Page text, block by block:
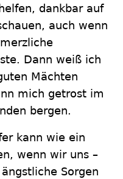
dankbar auf
auch wenn
Dann weiß ich
Mächten
mich getrost im
bergen.
kann wie ein
wenn wir uns –
Sorgen